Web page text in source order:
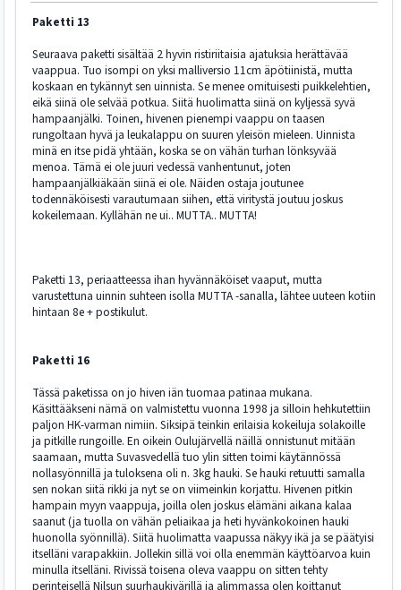
Paketti 13
Seuraava paketti sisältää 2 hyvin ristiriitaisia ajatuksia herättävää
vaappua. Tuo isompi on yksi malliversio 11cm äpötiinistä, mutta
koskaan en tykännyt sen uinnista. Se menee omituisesti puikkelehtien,
eikä siinä ole selvää potkua. Siitä huolimatta siinä on kyljessä syvä
hampaanjälki. Toinen, hivenen pienempi vaappu on taasen
rungoltaan hyvä ja leukalappu on suuren yleisön mieleen. Uinnista
minä en itse pidä yhtään, koska se on vähän turhan lönksyvää
menoa. Tämä ei ole juuri vedessä vanhentunut, joten
hampaanjälkiäkään siinä ei ole. Näiden ostaja joutunee
todennäköisesti varautumaan siihen, että viritystä joutuu joskus
kokeilemaan. Kyllähän ne ui.. MUTTA.. MUTTA!
Paketti 13, periaatteessa ihan hyvännäköiset vaaput, mutta
varustettuna uinnin suhteen isolla MUTTA -sanalla, lähtee uuteen kotiin
hintaan 8e + postikulut.
Paketti 16
Tässä paketissa on jo hiven iän tuomaa patinaa mukana.
Käsittääkseni nämä on valmistettu vuonna 1998 ja silloin hehkutettiin
paljon HK-varman nimiin. Siksipä teinkin erilaisia kokeiluja solakoille
ja pitkille rungoille. En oikein Oulujärvellä näillä onnistunut mitään
saamaan, mutta Suvasvedellä tuo ylin sitten toimi käytännössä
nollasyönnillä ja tuloksena oli n. 3kg hauki. Se hauki retuutti samalla
sen nokan siitä rikki ja nyt se on viimeinkin korjattu. Hivenen pitkin
hampain myyn vaappuja, joilla olen joskus elämäni aikana kalaa
saanut (ja tuolla on vähän peliaikaa ja heti hyvänkokoinen hauki
huonolla syönnillä). Siitä huolimatta vaapussa näkyy ikä ja se päätyisi
itselläni varapakkiin. Jollekin sillä voi olla enemmän käyttöarvoa kuin
minulla itselläni. Rivissä toisena oleva vaappu on sitten tehty
perinteisellä Nilsun suurhaukivärillä ja alimmassa olen koittanut